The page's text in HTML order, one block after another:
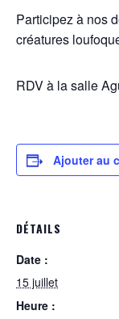
Participez à nos
créatures
RDV à la salle
Ajouter au
DÉTAILS
Date :
15 juillet
Heure :